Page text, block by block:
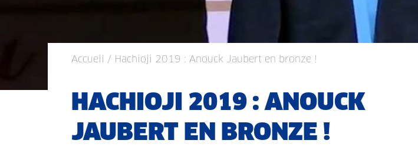
Accueil / Hachioji 2019 : Anouck Jaubert en bronze !
HACHIOJI 2019 : ANOUCK
JAUBERT EN BRONZE !